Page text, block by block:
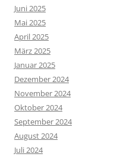
Juni 2025
Mai 2025
April 2025
März 2025
Januar 2025
Dezember 2024
November 2024
Oktober 2024
September 2024
August 2024
Juli 2024